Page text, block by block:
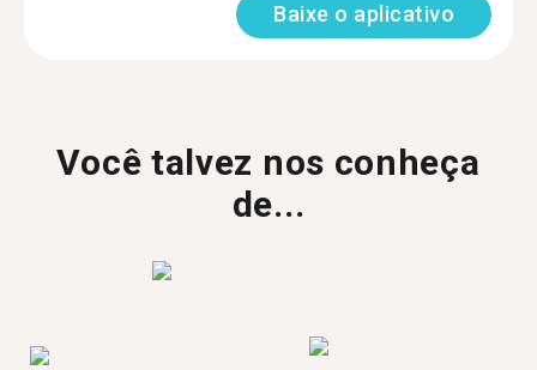
Baixe o aplicativo
Você talvez nos conheça
de...